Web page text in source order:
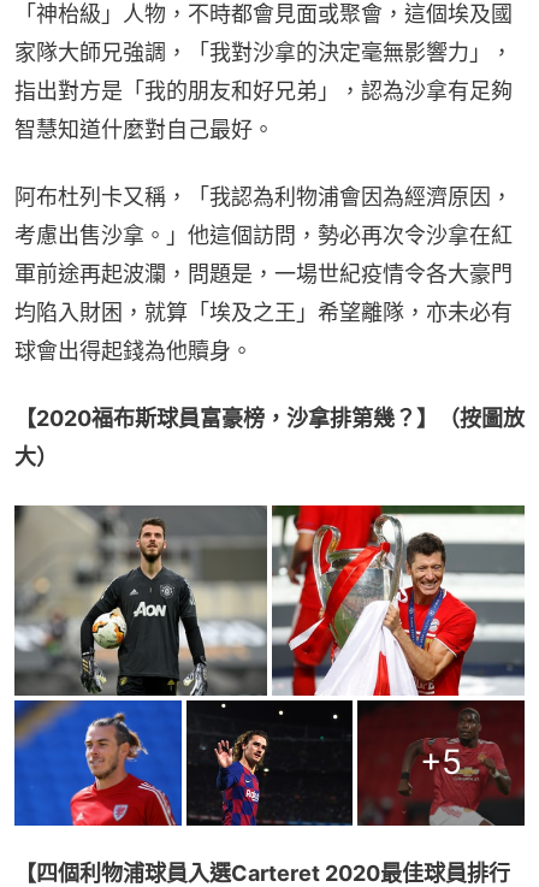
「神枱級」人物，不時都會見面或聚會，這個埃及國
家隊大師兄強調，「我對沙拿的決定毫無影響力」，
指出對方是「我的朋友和好兄弟」，認為沙拿有足夠
智慧知道什麼對自己最好。
阿布杜列卡又稱，「我認為利物浦會因為經濟原因，
考慮出售沙拿。」他這個訪問，勢必再次令沙拿在紅
軍前途再起波瀾，問題是，一場世紀疫情令各大豪門
均陷入財困，就算「埃及之王」希望離隊，亦未必有
球會出得起錢為他贖身。
【2020福布斯球員富豪榜，沙拿排第幾？】（按圖放
大）
+5
【四個利物浦球員入選Carteret 2020最佳球員排行